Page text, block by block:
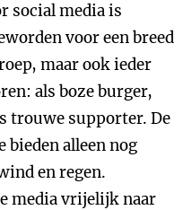
social media is
voor een breed
maar ook ieder
als boze burger,
trouwe supporter. De
bieden alleen nog
en regen.
media vrijelijk naar